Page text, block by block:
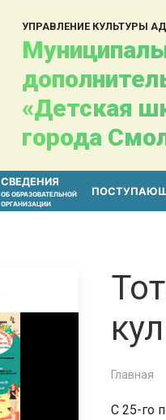
УПРАВЛЕНИЕ КУЛЬТУРЫ
«Детская
города
СВЕДЕНИЯ
ОБ ОБРАЗОВАТЕЛЬНОЙ
ОРГАНИЗАЦИИ
Главная
С 25-го